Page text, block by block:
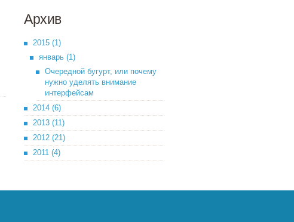
Архив
2015 (1)
январь (1)
Очередной бугурт, или почему
нужно уделять внимание
интерфейсам
2014 (6)
2013 (11)
2012 (21)
2011 (4)